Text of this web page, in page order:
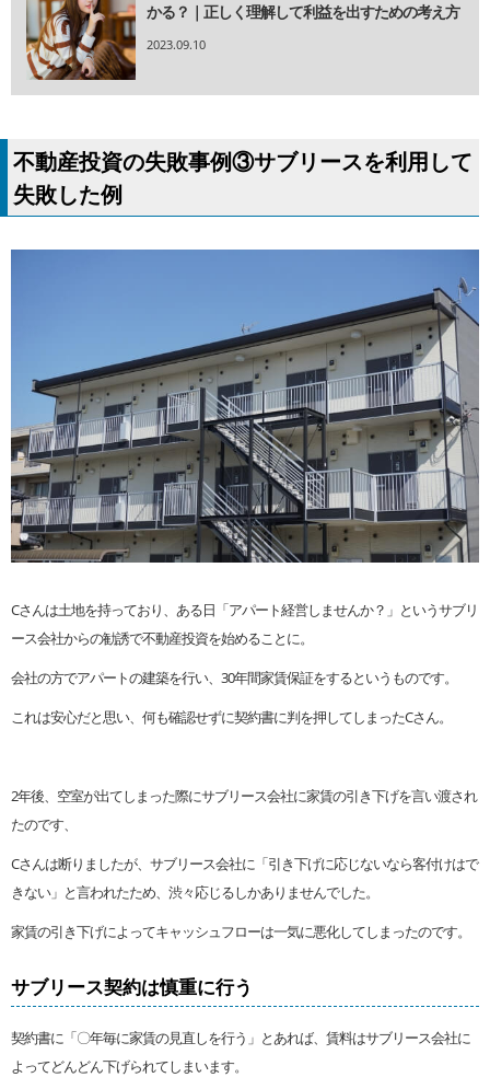
かる？｜正しく理解して利益を出すための考え方
2023.09.10
不動産投資の失敗事例③サブリースを利用して
失敗した例
Cさんは土地を持っており、ある日「アパート経営しませんか？」というサブリ
ース会社からの勧誘で不動産投資を始めることに。
会社の方でアパートの建築を行い、30年間家賃保証をするというものです。
これは安心だと思い、何も確認せずに契約書に判を押してしまったCさん。
2年後、空室が出てしまった際にサブリース会社に家賃の引き下げを言い渡され
たのです、
Cさんは断りましたが、サブリース会社に「引き下げに応じないなら客付けはで
きない」と言われたため、渋々応じるしかありませんでした。
家賃の引き下げによってキャッシュフローは一気に悪化してしまったのです。
サブリース契約は慎重に行う
契約書に「〇年毎に家賃の見直しを行う」とあれば、賃料はサブリース会社に
よってどんどん下げられてしまいます。